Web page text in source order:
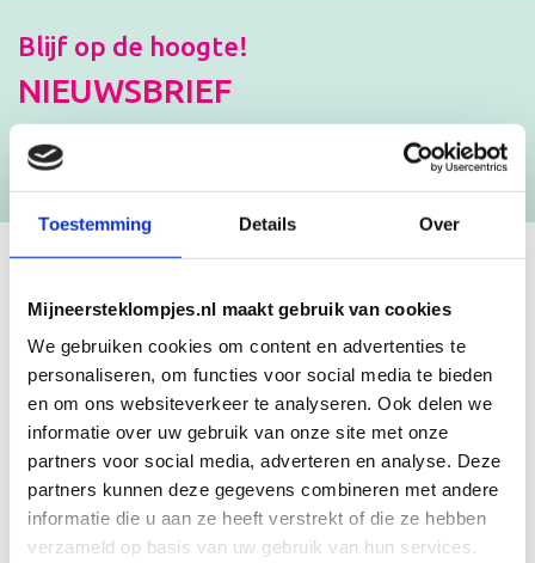
Toestemming Details Over
Mijneersteklompjes.nl maakt gebruik van cookies
We gebruiken cookies om content en advertenties te
personaliseren, om functies voor social media te bieden
en om ons websiteverkeer te analyseren. Ook delen we
informatie over uw gebruik van onze site met onze
partners voor social media, adverteren en analyse. Deze
partners kunnen deze gegevens combineren met andere
informatie die u aan ze heeft verstrekt of die ze hebben
verzameld op basis van uw gebruik van hun services.
Blijf op de hoogte!
NIEUWSBRIEF
[mc4wp_form id=”3182″]
GEBOORTEKLOMPJES EN
KRAAMCADEAU MET NAAM
Unieke geboorteklompjes
Mijneersteklompjes.nl heeft al meer dan 15 jaar ervaring met het
schilderen van klompjes. Velen wisten de weg naar ons bedrijf al te
vinden en ontdekten onze leuke geboorteklompjes. Onze
geboorteklompjes bestel je gemakkelijk online. We beschilderen
de geboorteklompjes met de hand en indien gewenst in de stijl van